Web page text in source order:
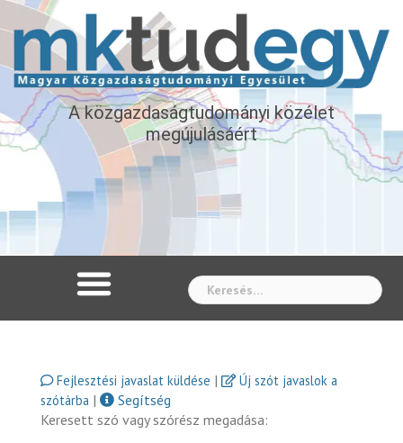
A közgazdaságtudományi közélet
megújulásáért
Fejlesztési javaslat küldése |
Új szót javaslok a
szótárba |
Segítség
Keresett szó vagy szórész megadása: